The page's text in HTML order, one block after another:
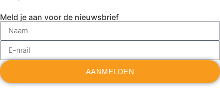
Meld je aan voor de nieuwsbrief
AANMELDEN